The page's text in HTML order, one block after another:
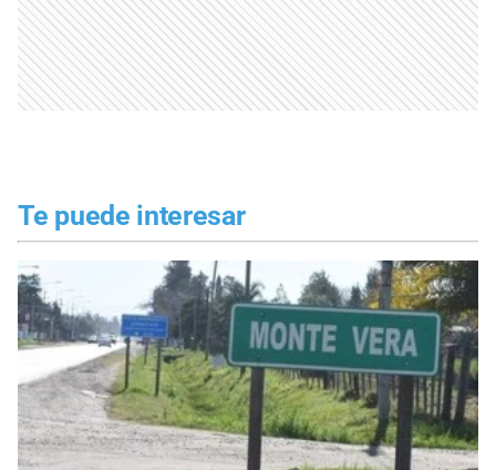
Te puede interesar